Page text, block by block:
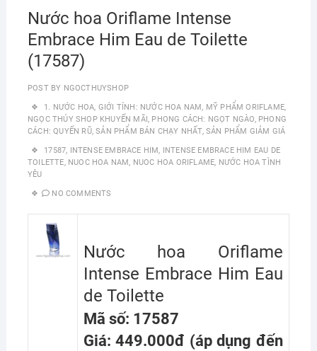
Nước hoa Oriflame Intense
Embrace Him Eau de Toilette
(17587)
POST BY NGOCTHUYSHOP
1. NƯỚC HOA, GIỚI TÍNH: NƯỚC HOA NAM, MỸ PHẨM ORIFLAME,
NGỌC THÚY SHOP KHUYẾN MÃI, PHONG CÁCH: NGỌT NGÀO, PHONG
CÁCH: QUYẾN RŨ,SẢN PHẨM BÁN CHẠY NHẤT, SẢN PHẨM GIẢM GIÁ
17587, INTENSE EMBRACE HIM, INTENSE EMBRACE HIM EAU DE
TOILETTE, NUOC HOA NAM, NUOC HOA ORIFLAME, NƯỚC HOA TÌNH
YÊU
NO COMMENTS
Nước hoa Oriflame
Intense Embrace Him Eau
de Toilette
Mã số: 17587
Giá: 449.000đ (áp dụng đến